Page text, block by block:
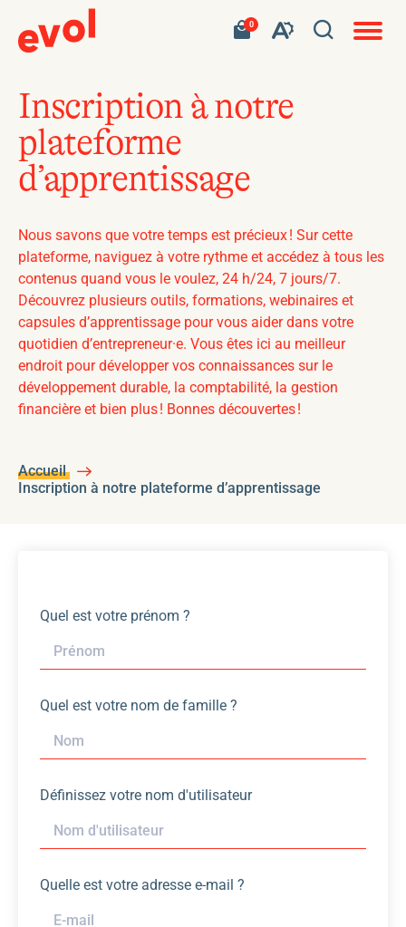
0Votre
panier
Accéder
Ouvrez
d'outils
Ouvrir
en
site
Inscription à notre
plateforme
d’apprentissage
Nous savons que votre temps est précieux ! Sur cette
plateforme, naviguez à votre rythme et accédez à tous les
contenus quand vous le voulez, 24 h/24, 7 jours/7.
Découvrez plusieurs outils, formations, webinaires et
capsules d’apprentissage pour vous aider dans votre
quotidien d’entrepreneur·e. Vous êtes ici au meilleur
endroit pour développer vos connaissances sur le
développement durable, la comptabilité, la gestion
financière et bien plus ! Bonnes découvertes !
Accueil
Inscription à notre plateforme d’apprentissage
Quel est votre prénom ?
Quel est votre nom de famille ?
Définissez votre nom d'utilisateur
Quelle est votre adresse e-mail ?